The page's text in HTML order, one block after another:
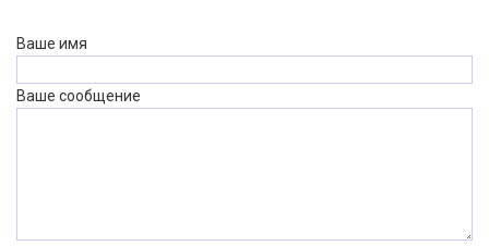
Ваше имя
Ваше сообщение